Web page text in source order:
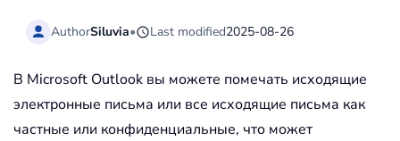
AuthorSiluvia• Last modified2025-08-26
В Microsoft Outlook вы можете помечать исходящие
электронные письма или все исходящие письма как
частные или конфиденциальные, что может